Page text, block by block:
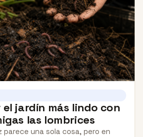
el jardín más lindo con
las lombrices
parece una sola cosa, pero en